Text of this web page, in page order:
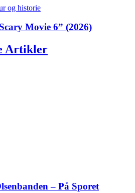
og historie
Movie 6” (2026)
Artikler
– På Sporet